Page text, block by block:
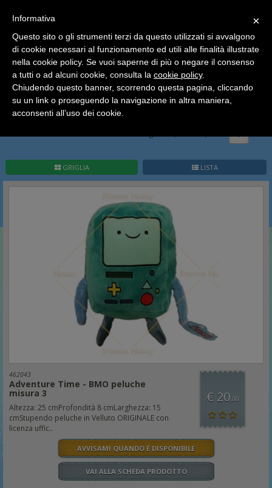
HOME Peluches Adventure Time Finn & Jake
Adventure Time Finn &
Jake
1
GRIGLIA LISTA
462043
Adventure Time - BMO peluche
misura 3
Altezza: 25 cmProfondità 8 cmLarghezza: 15
cmStupendo peluche in Velluto ORIGINALE con
licenza uffic..
€ 20,00
AVVISAMI QUANDO È DISPONIBILE
VAI ALLA SCHEDA PRODOTTO
×
Ciao a tutti, il negozio sarà chiuso dal 9/08 al 24/08
compreso.
Tutti gli ordini effettuati dopo le 15:00 del 07/08 verranno
spediti a partire dal giorno 25/08.
Buone vacanze a tutti dallo staff di Pianeta Hobby
×
Informativa
Questo sito o gli strumenti terzi da questo utilizzati si avvalgono
di cookie necessari al funzionamento ed utili alle finalità illustrate
nella cookie policy. Se vuoi saperne di più o negare il consenso
a tutti o ad alcuni cookie, consulta la cookie policy.
Chiudendo questo banner, scorrendo questa pagina, cliccando
su un link o proseguendo la navigazione in altra maniera,
acconsenti all’uso dei cookie.